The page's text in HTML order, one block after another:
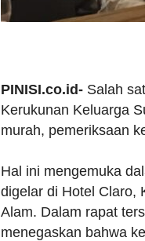
PINISI.co.id- Salah
Kerukunan Keluarga
murah, pemeriksaan
Hal ini mengemuka
digelar di Hotel Claro,
Alam. Dalam rapat
menegaskan bahwa